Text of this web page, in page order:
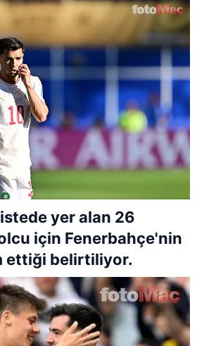
yer alan 26
için Fenerbahçe'nin
ettiği belirtiliyor.